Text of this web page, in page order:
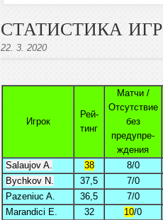
СТАТИСТИКА
22. 3. 2020
Игрок
Рей-
тинг
Матчи /
Отсутствиe
без
предупре-
ждения
Salaujov A. 38 8/0
Bychkov N.
37,5 7/0
Pazeniuc A.
36,5 7/0
Marandici E.
32 10/0